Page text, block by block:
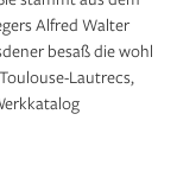
Alfred Walter
besaß die wohl
Lautrecs,